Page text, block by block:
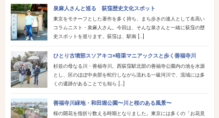
泉麻人さんと巡る 荻窪歴史文化スポット
東京をモチーフとした著作を多く持ち、まち歩きの達人として名高い
コラムニスト・泉麻人さん。今回は、そんな泉さんと一緒に荻窪の歴
史スポットを巡ります。荻窪は、駅南 […]
ひとり古墳部スソアキコ×暗渠マニアックスと歩く善福寺川
杉並の母なる川・善福寺川。西荻窪駅北部の善福寺公園内の池を水源
とし、区のほぼ中央部を蛇行しながら流れる一級河川で、流域には多
くの遺跡があることでも知ら […]
善福寺川緑地・和田堀公園〜川と桜のある風景〜
桜の開花を指折り数える時期となりました。東京には多くの「お花見